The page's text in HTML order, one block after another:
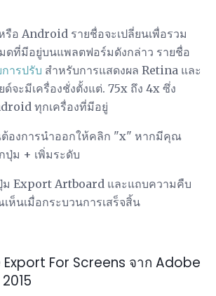
รือ Android รายชื่อจะเปลี่ยนเพื่อรวม
ดที่มีอยู่บนแพลตฟอร์มดังกล่าว รายชื่อ
ารปรับ สำหรับการแสดงผล Retina และ
จะมีเครื่องชั่งตั้งแต่. 75x ถึง 4x ซึ่ง
ทุกเครื่องที่มีอยู่
องการนำออกให้คลิก "x" หากมีคุณ
ปุ่ม + เพิ่มระดับ
ม Export Artboard และแถบความคืบ
ห็นเมื่อกระบวนการเสร็จสิ้น
Export For Screens จาก Adobe